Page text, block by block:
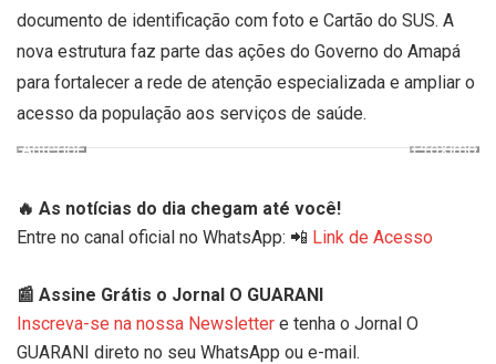
documento de identificação com foto e Cartão do SUS. A
nova estrutura faz parte das ações do Governo do Amapá
para fortalecer a rede de atenção especializada e ampliar o
acesso da população aos serviços de saúde.
Anterior
Próximo
🔥 As notícias do dia chegam até você!
Entre no canal oficial no WhatsApp: 📲 Link de Acesso
📰 Assine Grátis o Jornal O GUARANI
Inscreva-se na nossa Newsletter e tenha o Jornal O
GUARANI direto no seu WhatsApp ou e-mail.